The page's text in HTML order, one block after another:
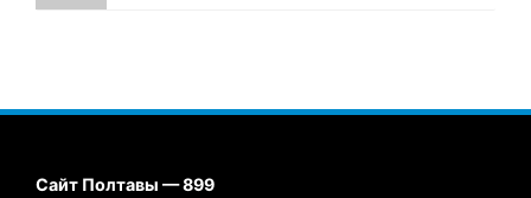
Сайт Полтавы — 899